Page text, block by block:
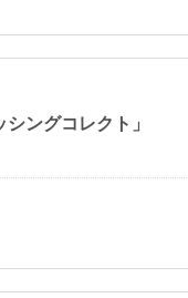
ングコレクト」